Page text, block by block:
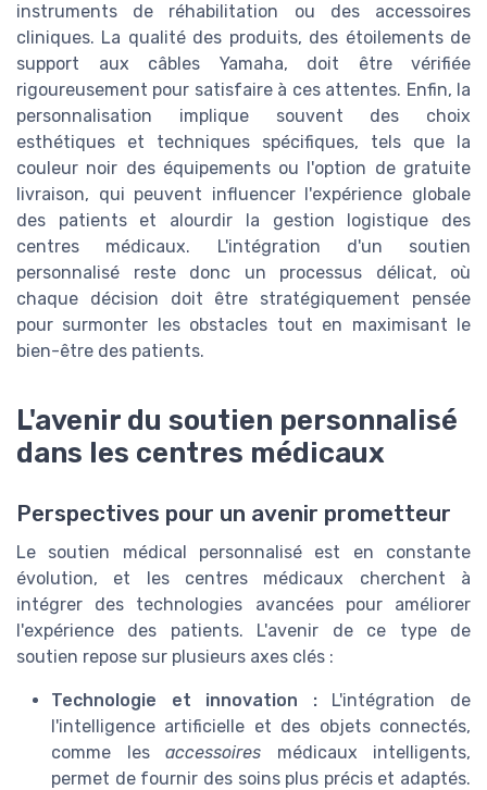
instruments de réhabilitation ou des accessoires
cliniques. La qualité des produits, des étoilements de
support aux câbles Yamaha, doit être vérifiée
rigoureusement pour satisfaire à ces attentes. Enfin, la
personnalisation implique souvent des choix
esthétiques et techniques spécifiques, tels que la
couleur noir des équipements ou l'option de gratuite
livraison, qui peuvent influencer l'expérience globale
des patients et alourdir la gestion logistique des
centres médicaux. L'intégration d'un soutien
personnalisé reste donc un processus délicat, où
chaque décision doit être stratégiquement pensée
pour surmonter les obstacles tout en maximisant le
bien-être des patients.
L'avenir du soutien personnalisé
dans les centres médicaux
Perspectives pour un avenir prometteur
Le soutien médical personnalisé est en constante
évolution, et les centres médicaux cherchent à
intégrer des technologies avancées pour améliorer
l'expérience des patients. L'avenir de ce type de
soutien repose sur plusieurs axes clés :
Technologie et innovation :L'intégration de
l'intelligence artificielle et des objets connectés,
comme les accessoires médicaux intelligents,
permet de fournir des soins plus précis et adaptés.